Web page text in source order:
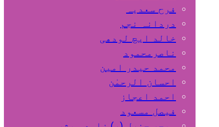
فرح سعدیہ
دردانہ نجم
خالد ایچ لودھی
ناصرمحمود
محمد حیدر امین
احسان الرحمٰن
احمد اعجاز
فیصل مسعود